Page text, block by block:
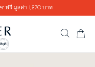
ฟรี มูลค่า 1,270 บาท
ค้นหา